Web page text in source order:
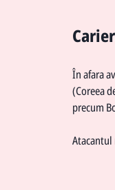
În afara
(Coreea
precum
Atacantul